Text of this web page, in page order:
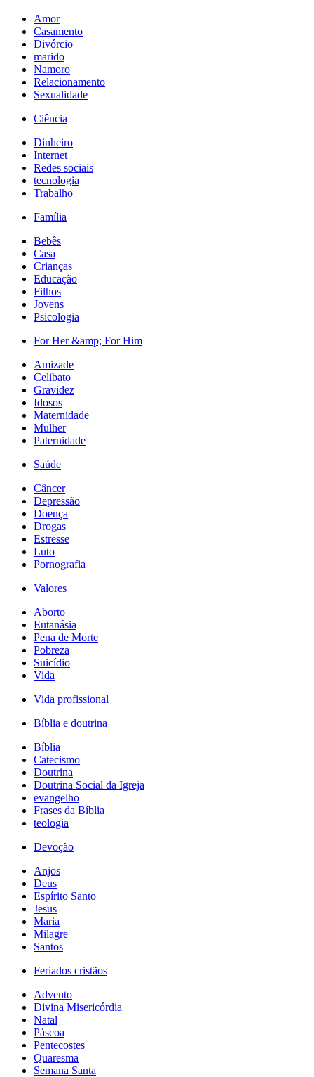
Amor
Casamento
Divórcio
marido
Namoro
Relacionamento
Sexualidade
Ciência
Dinheiro
Internet
Redes sociais
tecnologia
Trabalho
Família
Bebês
Casa
Crianças
Educação
Filhos
Jovens
Psicologia
For Her &amp; For Him
Amizade
Celibato
Gravidez
Idosos
Maternidade
Mulher
Paternidade
Saúde
Câncer
Depressão
Doença
Drogas
Estresse
Luto
Pornografia
Valores
Aborto
Eutanásia
Pena de Morte
Pobreza
Suicídio
Vida
Vida profissional
Bíblia e doutrina
Bíblia
Catecismo
Doutrina
Doutrina Social da Igreja
evangelho
Frases da Bíblia
teologia
Devoção
Anjos
Deus
Espírito Santo
Jesus
Maria
Milagre
Santos
Feriados cristãos
Advento
Divina Misericórdia
Natal
Páscoa
Pentecostes
Quaresma
Semana Santa